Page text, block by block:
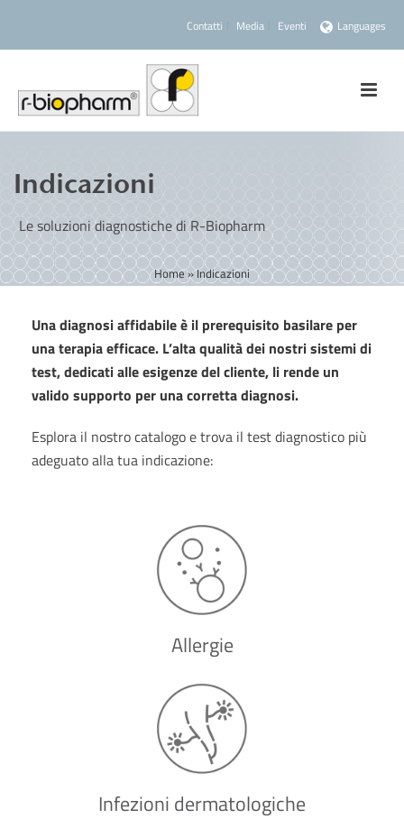
Contatti Media Eventi Languages
Indicazioni
Le soluzioni diagnostiche di R-Biopharm
Home»Indicazioni
Una diagnosi affidabile è il prerequisito basilare per
una terapia efficace. L’alta qualità dei nostri sistemi di
test, dedicati alle esigenze del cliente, li rende un
valido supporto per una corretta diagnosi.
Esplora il nostro catalogo e trova il test diagnostico più
adeguato alla tua indicazione:
Allergie
Infezioni dermatologiche